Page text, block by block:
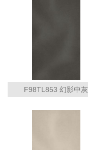
F98TL853 幻影中灰